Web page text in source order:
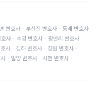
변호사 · 부산진 변호사 · 동래 변호사
호사 · 수영 변호사 · 광안리 변호사 ·
사 · 김해 변호사 · 창원 변호사 ·
· 밀양 변호사 · 사천 변호사 ·